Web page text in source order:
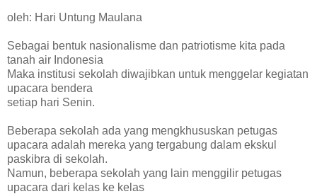
oleh: Hari Untung Maulana
Sebagai bentuk nasionalisme dan patriotisme kita pada
tanah air Indonesia
Maka institusi sekolah diwajibkan untuk menggelar kegiatan
upacara bendera
setiap hari Senin.
Beberapa sekolah ada yang mengkhususkan petugas
upacara adalah mereka yang tergabung dalam ekskul
paskibra di sekolah.
Namun, beberapa sekolah yang lain menggilir petugas
upacara dari kelas ke kelas